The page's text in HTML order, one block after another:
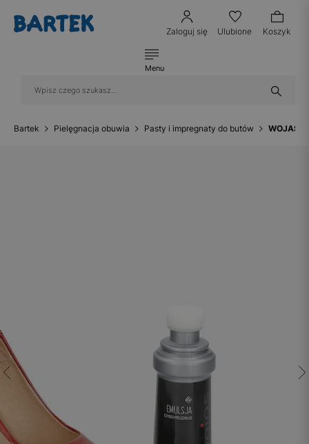
Zaloguj się Ulubione Koszyk
Menu
Bartek Pielęgnacja obuwia Pasty i impregnaty do butów WOJAS